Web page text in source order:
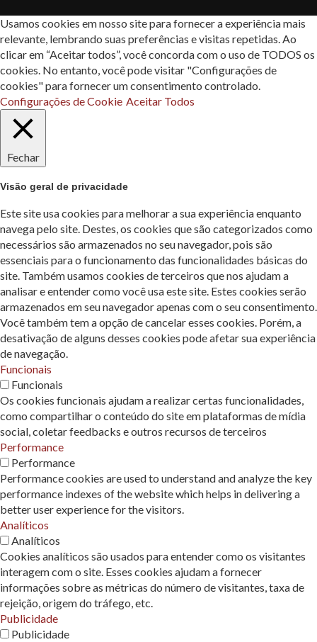
Usamos cookies em nosso site para fornecer a experiência mais
relevante, lembrando suas preferências e visitas repetidas. Ao
clicar em “Aceitar todos”, você concorda com o uso de TODOS os
cookies. No entanto, você pode visitar "Configurações de
cookies" para fornecer um consentimento controlado.
Configurações de Cookie Aceitar Todos
Fechar
Visão geral de privacidade
Este site usa cookies para melhorar a sua experiência enquanto
navega pelo site. Destes, os cookies que são categorizados como
necessários são armazenados no seu navegador, pois são
essenciais para o funcionamento das funcionalidades básicas do
site. Também usamos cookies de terceiros que nos ajudam a
analisar e entender como você usa este site. Estes cookies serão
armazenados em seu navegador apenas com o seu consentimento.
Você também tem a opção de cancelar esses cookies. Porém, a
desativação de alguns desses cookies pode afetar sua experiência
de navegação.
Funcionais
Funcionais
Os cookies funcionais ajudam a realizar certas funcionalidades,
como compartilhar o conteúdo do site em plataformas de mídia
social, coletar feedbacks e outros recursos de terceiros
Performance
Performance
Performance cookies are used to understand and analyze the key
performance indexes of the website which helps in delivering a
better user experience for the visitors.
Analíticos
Analíticos
Cookies analíticos são usados ​​para entender como os visitantes
interagem com o site. Esses cookies ajudam a fornecer
informações sobre as métricas do número de visitantes, taxa de
rejeição, origem do tráfego, etc.
Publicidade
Publicidade